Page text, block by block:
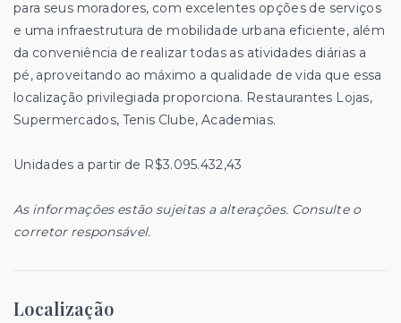
para seus moradores, com excelentes opções de serviços
e uma infraestrutura de mobilidade urbana eficiente, além
da conveniência de realizar todas as atividades diárias a
pé, aproveitando ao máximo a qualidade de vida que essa
localização privilegiada proporciona. Restaurantes Lojas,
Supermercados, Tenis Clube, Academias.
Unidades a partir de R$3.095.432,43
As informações estão sujeitas a alterações. Consulte o
corretor responsável.
Localização